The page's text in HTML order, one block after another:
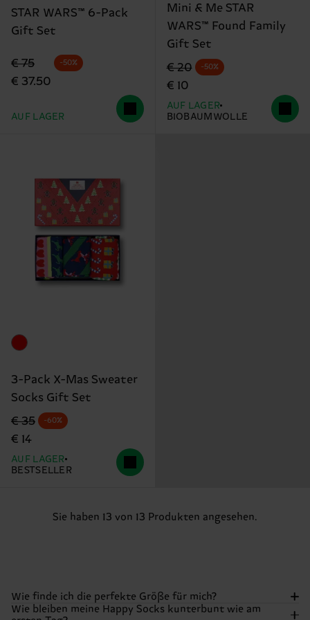
STAR WARS™ 6-Pack
Gift Set
Originalpreis
€ 75
Reduzierter Preis
€ 37.50
-50%
AUF LAGER
Mini & Me STAR
WARS™ Found Family
Gift Set
Originalpreis
€ 20
Reduzierter Preis
€ 10
-50%
AUF LAGER
BIOBAUMWOLLE
3-Pack X-Mas Sweater
Socks Gift Set
Originalpreis
€ 35
Reduzierter Preis
€ 14
-60%
AUF LAGER
BESTSELLER
Sie haben 13 von 13 Produkten angesehen.
Wie finde ich die perfekte Größe für mich?
Wie bleiben meine Happy Socks kunterbunt wie am